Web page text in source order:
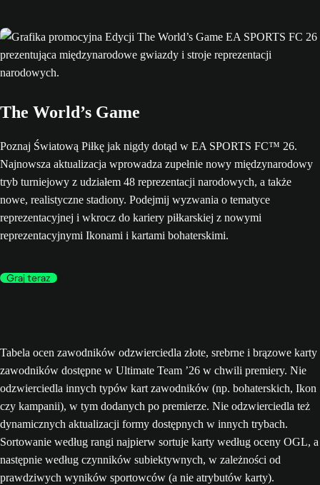
The World’s Game
Poznaj Światową Piłkę jak nigdy dotąd w EA SPORTS FC™ 26.
Najnowsza aktualizacja wprowadza zupełnie nowy międzynarodowy
tryb turniejowy z udziałem 48 reprezentacji narodowych, a także
nowe, realistyczne stadiony. Podejmij wyzwania o tematyce
reprezentacyjnej i wkrocz do kariery piłkarskiej z nowymi
reprezentacyjnymi Ikonami i kartami bohaterskimi.
Graj teraz
Tabela ocen zawodników odzwierciedla złote, srebrne i brązowe karty
zawodników dostępne w Ultimate Team ’26 w chwili premiery. Nie
odzwierciedla innych typów kart zawodników (np. bohaterskich, Ikon
czy kampanii), w tym dodanych po premierze. Nie odzwierciedla też
dynamicznych aktualizacji formy dostępnych w innych trybach.
Sortowanie według rangi najpierw sortuje karty według oceny OGL, a
następnie według czynników subiektywnych, w zależności od
prawdziwych wyników sportowców (a nie atrybutów karty).